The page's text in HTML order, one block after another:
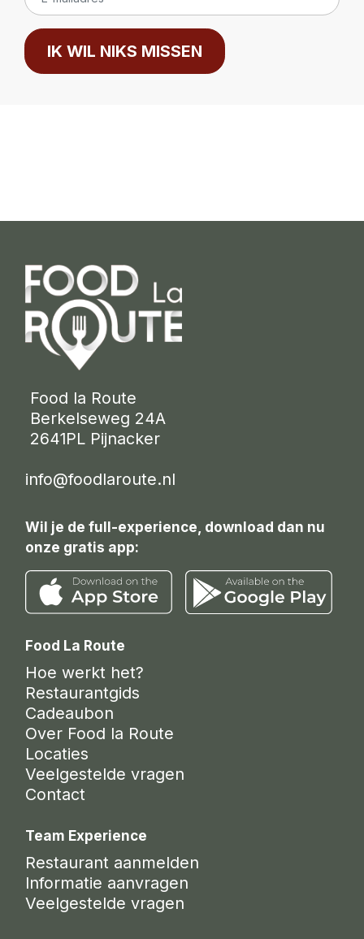
IK WIL NIKS MISSEN
Food la Route
Berkelseweg 24A
2641PL Pijnacker
info@foodlaroute.nl
Wil je de full-experience, download dan nu
onze gratis app:
Food La Route
Hoe werkt het?
Restaurantgids
Cadeaubon
Over Food la Route
Locaties
Veelgestelde vragen
Contact
Team Experience
Restaurant aanmelden
Informatie aanvragen
Veelgestelde vragen